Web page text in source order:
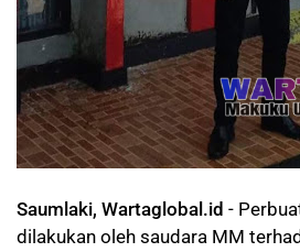
Saumlaki, Wartaglobal.id -
dilakukan oleh saudara MM